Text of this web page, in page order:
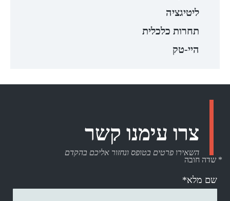
ליטיגציה
תחרות כלכלית
היי-טק
צרו עימנו קשר
השאירו פרטים בטופס ונחזור אליכם בהקדם
* שדה חובה
שם מלא*